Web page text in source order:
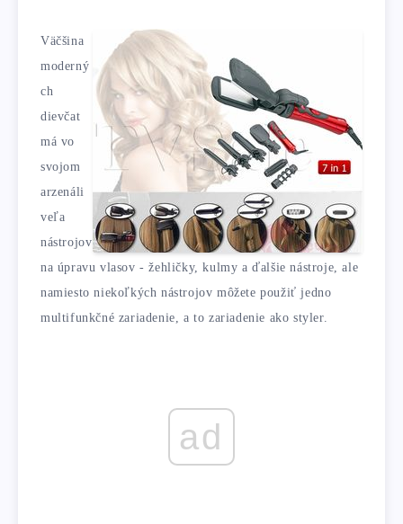
Väčšina
moderný
ch
dievčat
má vo
svojom
arzenáli
veľa
nástrojov
na úpravu vlasov - žehličky, kulmy a ďalšie nástroje, ale
namiesto niekoľkých nástrojov môžete použiť jedno
multifunkčné zariadenie, a to zariadenie ako styler.
ad